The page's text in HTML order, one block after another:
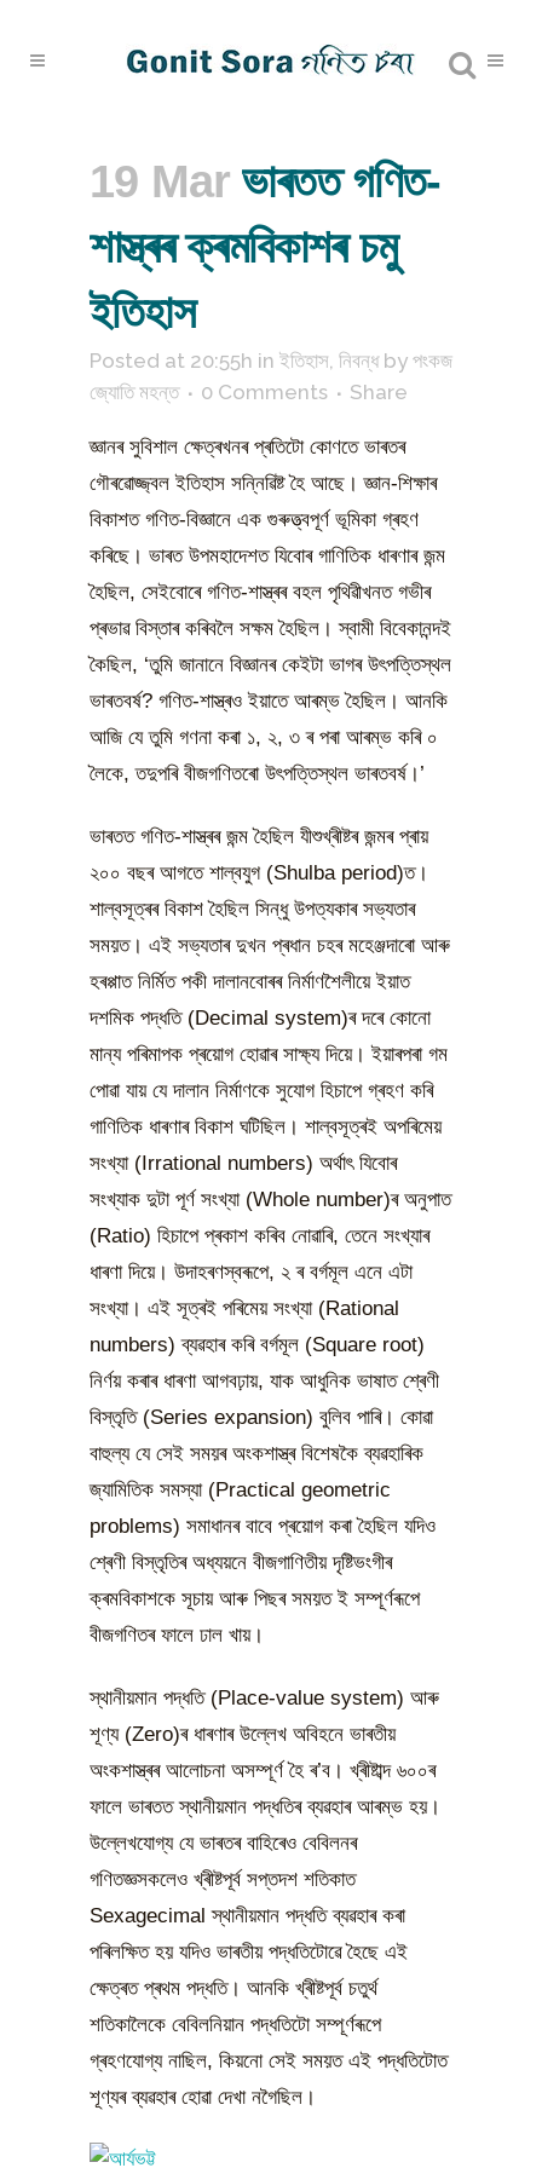
19 Mar ভাৰতত গণিত-
শাস্ত্ৰৰ ক্ৰমবিকাশৰ চমু
ইতিহাস
Posted at 20:55h in ইতিহাস, নিবন্ধ by পংকজ
জ্যোতি মহন্ত
0 Comments Share
জ্ঞানৰ সুবিশাল ক্ষেত্ৰখনৰ প্ৰতিটো কোণতে ভাৰতৰ
গৌৰৱোজ্জ্বল ইতিহাস সন্নিৱিষ্ট হৈ আছে। জ্ঞান-শিক্ষাৰ
বিকাশত গণিত-বিজ্ঞানে এক গুৰুত্ত্বপূৰ্ণ ভূমিকা গ্ৰহণ
কৰিছে। ভাৰত উপমহাদেশত যিবোৰ গাণিতিক ধাৰণাৰ জন্ম
হৈছিল, সেইবোৰে গণিত-শাস্ত্ৰৰ বহল পৃথিৱীখনত গভীৰ
প্ৰভাৱ বিস্তাৰ কৰিবলৈ সক্ষম হৈছিল। স্বামী বিবেকানন্দই
কৈছিল, ‘তুমি জানানে বিজ্ঞানৰ কেইটা ভাগৰ উৎপত্তিস্থল
ভাৰতবৰ্ষ? গণিত-শাস্ত্ৰও ইয়াতে আৰম্ভ হৈছিল। আনকি
আজি যে তুমি গণনা কৰা ১, ২, ৩ ৰ পৰা আৰম্ভ কৰি ০
লৈকে, তদুপৰি বীজগণিতৰো উৎপত্তিস্থল ভাৰতবৰ্ষ।’
ভাৰতত গণিত-শাস্ত্ৰৰ জন্ম হৈছিল যীশুখ্ৰীষ্টৰ জন্মৰ প্ৰায়
২০০ বছৰ আগতে শাল্বযুগ (Shulba period)ত।
শাল্বসূত্ৰৰ বিকাশ হৈছিল সিন্ধু উপত্যকাৰ সভ্যতাৰ
সময়ত। এই সভ্যতাৰ দুখন প্ৰধান চহৰ মহেঞ্জদাৰো আৰু
হৰপ্পাত নিৰ্মিত পকী দালানবোৰৰ নিৰ্মাণশৈলীয়ে ইয়াত
দশমিক পদ্ধতি (Decimal system)ৰ দৰে কোনো
মান্য পৰিমাপক প্ৰয়োগ হোৱাৰ সাক্ষ্য দিয়ে। ইয়াৰপৰা গম
পোৱা যায় যে দালান নিৰ্মাণকে সুযোগ হিচাপে গ্ৰহণ কৰি
গাণিতিক ধাৰণাৰ বিকাশ ঘটিছিল। শাল্বসূত্ৰই অপৰিমেয়
সংখ্যা (Irrational numbers) অৰ্থাৎ যিবোৰ
সংখ্যাক দুটা পূৰ্ণ সংখ্যা (Whole number)ৰ অনুপাত
(Ratio) হিচাপে প্ৰকাশ কৰিব নোৱাৰি, তেনে সংখ্যাৰ
ধাৰণা দিয়ে। উদাহৰণস্বৰূপে, ২ ৰ বৰ্গমূল এনে এটা
সংখ্যা। এই সূত্ৰই পৰিমেয় সংখ্যা (Rational
numbers) ব্যৱহাৰ কৰি বৰ্গমূল (Square root)
নিৰ্ণয় কৰাৰ ধাৰণা আগবঢ়ায়, যাক আধুনিক ভাষাত শ্ৰেণী
বিস্তৃতি (Series expansion) বুলিব পাৰি। কোৱা
বাহুল্য যে সেই সময়ৰ অংকশাস্ত্ৰ বিশেষকৈ ব্যৱহাৰিক
জ্যামিতিক সমস্যা (Practical geometric
problems) সমাধানৰ বাবে প্ৰয়োগ কৰা হৈছিল যদিও
শ্ৰেণী বিস্তৃতিৰ অধ্যয়নে বীজগাণিতীয় দৃষ্টিভংগীৰ
ক্ৰমবিকাশকে সূচায় আৰু পিছৰ সময়ত ই সম্পূৰ্ণৰূপে
বীজগণিতৰ ফালে ঢাল খায়।
স্থানীয়মান পদ্ধতি (Place-value system) আৰু
শূণ্য (Zero)ৰ ধাৰণাৰ উল্লেখ অবিহনে ভাৰতীয়
অংকশাস্ত্ৰৰ আলোচনা অসম্পূৰ্ণ হৈ ৰ’ব। খ্ৰীষ্টাব্দ ৬০০ৰ
ফালে ভাৰতত স্থানীয়মান পদ্ধতিৰ ব্যৱহাৰ আৰম্ভ হয়।
উল্লেখযোগ্য যে ভাৰতৰ বাহিৰেও বেবিলনৰ
গণিতজ্ঞসকলেও খ্ৰীষ্টপূৰ্ব সপ্তদশ শতিকাত
Sexagecimal স্থানীয়মান পদ্ধতি ব্যৱহাৰ কৰা
পৰিলক্ষিত হয় যদিও ভাৰতীয় পদ্ধতিটোৱে হৈছে এই
ক্ষেত্ৰত প্ৰথম পদ্ধতি। আনকি খ্ৰীষ্টপূৰ্ব চতুৰ্থ
শতিকালৈকে বেবিলনিয়ান পদ্ধতিটো সম্পূৰ্ণৰূপে
গ্ৰহণযোগ্য নাছিল, কিয়নো সেই সময়ত এই পদ্ধতিটোত
শূণ্যৰ ব্যৱহাৰ হোৱা দেখা নগৈছিল।